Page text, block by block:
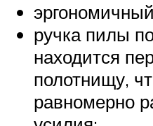
ручка пилы
находится
полотнищу,
равномерно